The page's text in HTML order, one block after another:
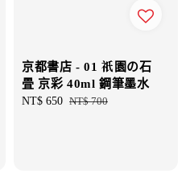
京都書店 - 01 祇園の石
畳 京彩 40ml 鋼筆墨水
Sale
NT$ 650 Regular
NT$ 700